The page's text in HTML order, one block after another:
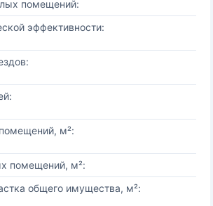
помещений:
эффективности:
м²:
помещений, м²:
общего имущества, м²: